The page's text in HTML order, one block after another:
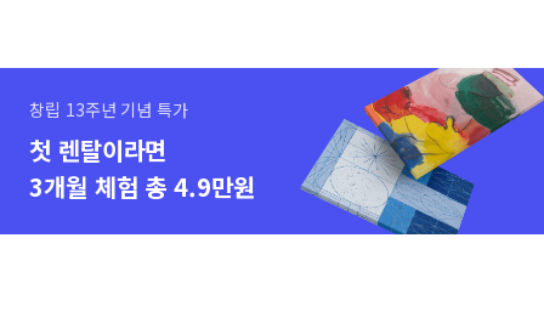
창립 13주년 기념 특가
첫 렌탈이라면
3개월 체험 총 4.9만원